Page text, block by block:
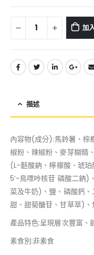
加
描述
內容物(成分):馬鈴薯、棕
椒粉、辣椒粉、麥芽糊精
(L-麩酸鈉、檸檬酸、琥珀
5’-鳥嘌呤核苷 磷酸二鈉)
菜及牛奶)、鹽、磷酸鈣
甜、甜菊醣苷、甘草萃)、
產品特色:呈現層次豐富、
素食別:非素食